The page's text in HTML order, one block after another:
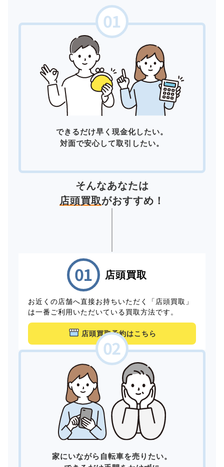
できるだけ早く現金化したい。
対面で安心して取引したい。
そんなあなたは
店頭買取がおすすめ！
店頭買取
お近くの店舗へ直接お持ちいただく「店頭買取」
は一番ご利用いただいている買取方法です。
店頭買取予約はこちら
家にいながら自転車を売りたい。